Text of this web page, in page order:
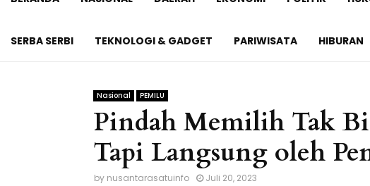
SERBA SERBI TEKNOLOGI & GADGET PARIWISATA HIBURAN
Nasional PEMILU
Pindah Memilih Tak
Tapi Langsung oleh
by nusantarasatuinfo Juli 20, 2023